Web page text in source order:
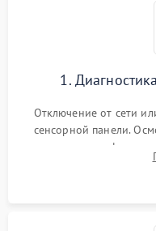
1.
Отключение от сети
сенсорной панели.
проверка конфорок
клиента о симптомах